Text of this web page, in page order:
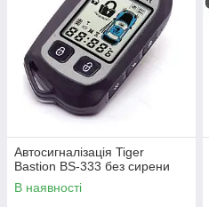
Автосигналізація Tiger
Bastion BS-333 без сирени
В наявності